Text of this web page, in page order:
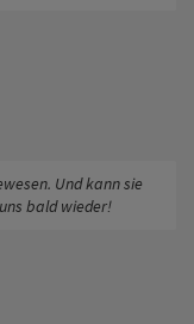
Und kann sie
bald wieder!